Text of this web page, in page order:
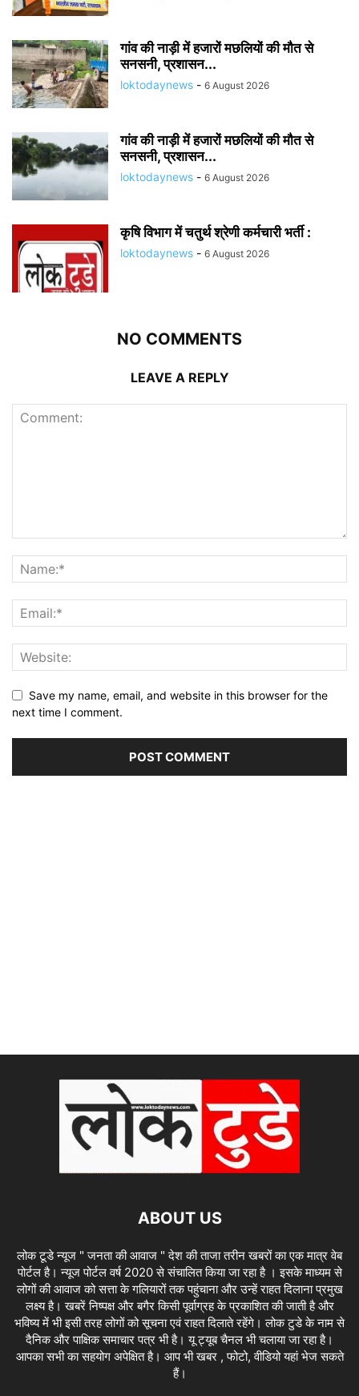
गांव की नाड़ी में हजारों मछलियों की मौत से
सनसनी, प्रशासन...
loktodaynews - 6 August 2026
गांव की नाड़ी में हजारों मछलियों की मौत से
सनसनी, प्रशासन...
loktodaynews - 6 August 2026
कृषि विभाग में चतुर्थ श्रेणी कर्मचारी भर्ती :
loktodaynews - 6 August 2026
NO COMMENTS
LEAVE A REPLY
Save my name, email, and website in this browser for the
next time I comment.
ABOUT US
लोक टूडे न्यूज " जनता की आवाज " देश की ताजा तरीन खबरों का एक मात्र वेब
पोर्टल है। न्यूज पोर्टल वर्ष 2020 से संचालित किया जा रहा है । इसके माध्यम से
लोगों की आवाज को सत्ता के गलियारों तक पहुंचाना और उन्हें राहत दिलाना प्रमुख
लक्ष्य है। खबरें निष्पक्ष और बगैर किसी पूर्वाग्रह के प्रकाशित की जाती है और
भविष्य में भी इसी तरह लोगों को सूचना एवं राहत दिलाते रहेंगे। लोक टुडे के नाम से
दैनिक और पाक्षिक समाचार पत्र भी है। यू ट्यूब चैनल भी चलाया जा रहा है।
आपका सभी का सहयोग अपेक्षित है। आप भी खबर , फोटो, वीडियो यहां भेज सकते
हैं।